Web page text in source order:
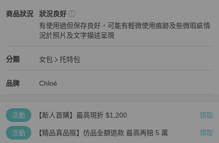
商品狀況
Chloé女包 商品狀態與細節
狀況良好
有使用過但保存良好，可能有輕微使用痕跡及些微瑕疵情
況於照片及文字描述呈現
分類
Chloé 分類資訊
女包
托特包
品牌
Chloé 女包品牌介紹
Chloé
Chloé 推薦清單
活動 【新人首購】最高現折 $1,200 領取
活動 【精品真品險】仿品全額退款 最高再賠 5 萬 領取